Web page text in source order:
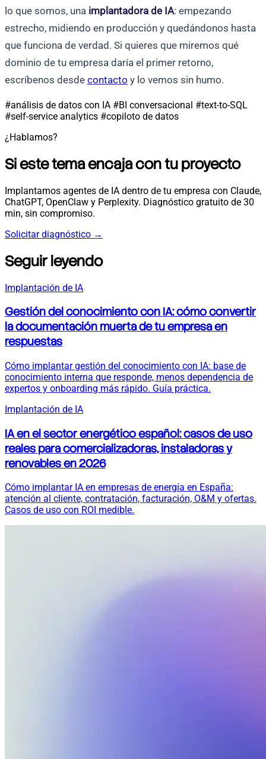
lo que somos, una implantadora de IA: empezando
estrecho, midiendo en producción y quedándonos hasta
que funciona de verdad. Si quieres que miremos qué
dominio de tu empresa daría el primer retorno,
escríbenos desde contacto y lo vemos sin humo.
#análisis de datos con IA #BI conversacional #text-to-SQL
#self-service analytics #copiloto de datos
¿Hablamos?
Si este tema encaja con tu proyecto
Implantamos agentes de IA dentro de tu empresa con Claude,
ChatGPT, OpenClaw y Perplexity. Diagnóstico gratuito de 30
min, sin compromiso.
Solicitar diagnóstico →
Seguir leyendo
Implantación de IA
Gestión del conocimiento con IA: cómo convertir
la documentación muerta de tu empresa en
respuestas
Cómo implantar gestión del conocimiento con IA: base de
conocimiento interna que responde, menos dependencia de
expertos y onboarding más rápido. Guía práctica.
Implantación de IA
IA en el sector energético español: casos de uso
reales para comercializadoras, instaladoras y
renovables en 2026
Cómo implantar IA en empresas de energía en España:
atención al cliente, contratación, facturación, O&M y ofertas.
Casos de uso con ROI medible.